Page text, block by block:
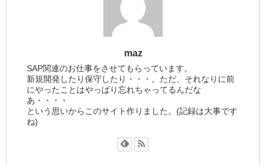
maz
SAP関連のお仕事をさせてもらっています。
新規開発したり保守したり・・・。ただ、それなりに前
にやったことはやっぱり忘れちゃってるんだな
あ・・・・
という思いからこのサイト作りました。(記録は大事です
ね)